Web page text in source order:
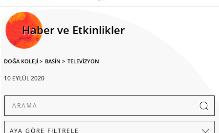
Haber ve Etkinlikler
DOĞA KOLEJİ > BASİN > TELEVİZYON
10 EYLÜL 2020